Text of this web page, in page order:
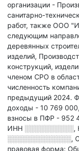
организации -
санитарно-
работ, также ООО
следующим
деревянных
изделий,
конструкций,
членом СРО в
численность
предыдущий 2024.
доходы - 10 769
взносы в ПФР - 952
ИНН ░░░░░░░░░░,
░░░░░░░░░░░░░,
правовая форма: